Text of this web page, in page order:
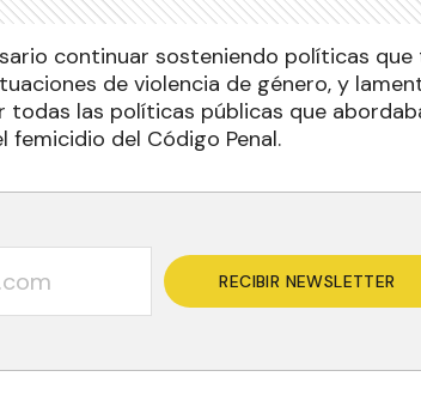
continuar sosteniendo políticas que
de violencia de género, y
las políticas públicas que
del Código Penal.
RECIBIR NEWSLETTER